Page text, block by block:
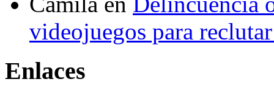
videojuegos para
Enlaces